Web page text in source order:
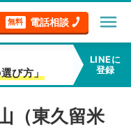
無料 電話相談 menu
び方」
LINEに
登録
（東久留米